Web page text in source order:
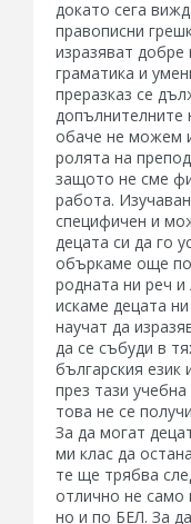
докато сега
правописни
изразяват
граматика и
преразказ се
допълнителните
обаче не можем
ролята на
защото не сме
работа.
специфичен и
децата си да го
объркаме още
родната ни реч и
искаме децата
научат да
да се събуди в
българския език
през тази
това не се
За да могат
ми клас да
те ще трябва
отлично не само
но и по БЕЛ. За